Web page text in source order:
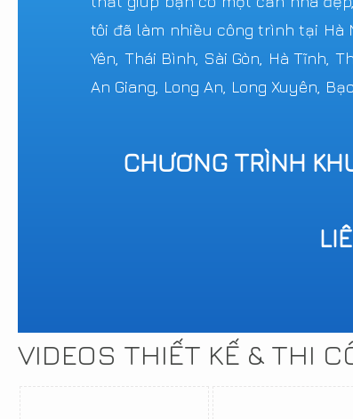
tôi đã làm nhiều công trình tại Hà
Yên, Thái Bình, Sài Gòn, Hà Tĩnh,
An Giang, Long An, Long Xuyên,
CHƯƠNG TRÌNH
VIDEOS THIẾT KẾ & THI